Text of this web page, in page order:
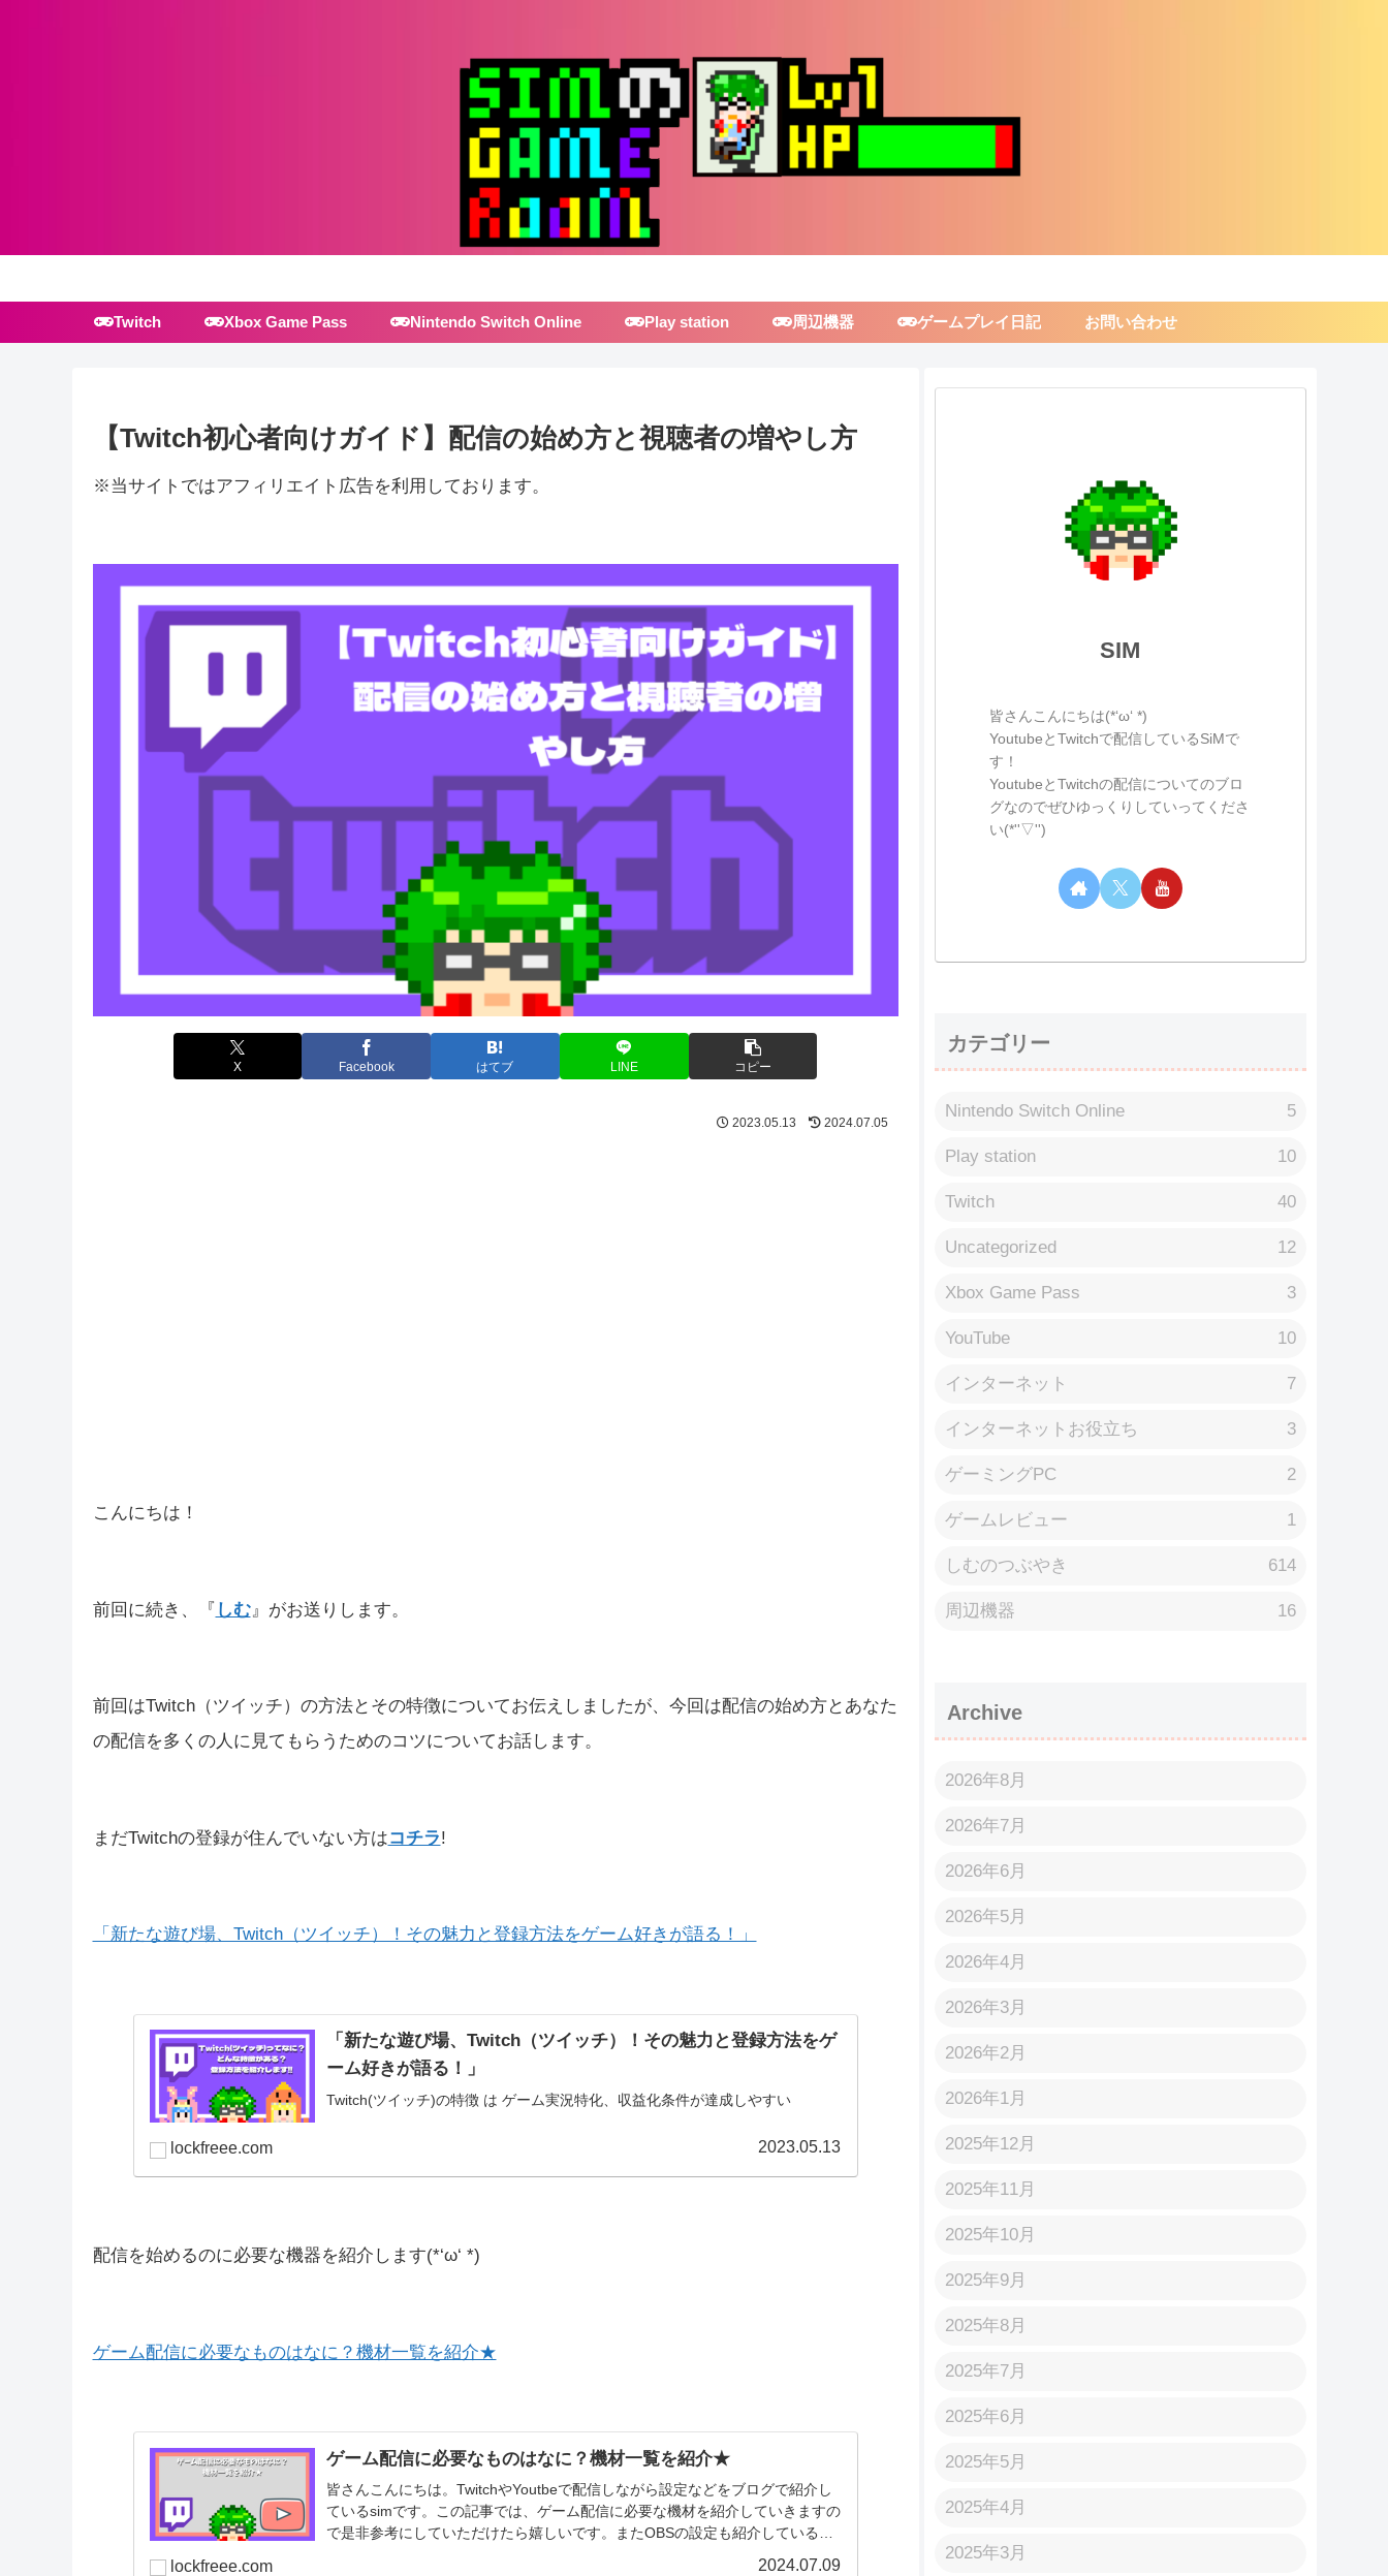
Twitch Xbox Game Pass Nintendo Switch Online Play station 周辺機器 ゲームプレイ日記 お問い合わせ
【Twitch初心者向けガイド】配信の始め方と視聴者の増やし方
※当サイトではアフィリエイト広告を利用しております。
X Facebook はてブ LINE コピー
2023.05.13 2024.07.05
こんにちは！
前回に続き、『 しむ』がお送りします。
前回はTwitch（ツイッチ）の方法とその特徴についてお伝えしましたが、今回は配信の始め方とあなた
の配信を多くの人に見てもらうためのコツについてお話します。
まだTwitchの登録が住んでいない方はコチラ!
「新たな遊び場、Twitch（ツイッチ）！その魅力と登録方法をゲーム好きが語る！」
「新たな遊び場、Twitch（ツイッチ）！その魅力と登録方法をゲ
ーム好きが語る！」
Twitch(ツイッチ)の特徴 は ゲーム実況特化、収益化条件が達成しやすい
lockfreee.com 2023.05.13
配信を始めるのに必要な機器を紹介します(*‘ω‘ *)
ゲーム配信に必要なものはなに？機材一覧を紹介★
ゲーム配信に必要なものはなに？機材一覧を紹介★
皆さんこんにちは。TwitchやYoutbeで配信しながら設定などをブログで紹介し
ているsimです。この記事では、ゲーム配信に必要な機材を紹介していきますの
で是非参考にしていただけたら嬉しいです。またOBSの設定も紹介しているの
lockfreee.com 2024.07.09
SIM
皆さんこんにちは(*‘ω‘ *)
YoutubeとTwitchで配信しているSiMで
す！
YoutubeとTwitchの配信についてのブロ
グなのでぜひゆっくりしていってくださ
い(*''▽'')
カテゴリー
Nintendo Switch Online 5
Play station 10
Twitch 40
Uncategorized 12
Xbox Game Pass 3
YouTube 10
インターネット 7
インターネットお役立ち 3
ゲーミングPC 2
ゲームレビュー 1
しむのつぶやき 614
周辺機器 16
Archive
2026年8月
2026年7月
2026年6月
2026年5月
2026年4月
2026年3月
2026年2月
2026年1月
2025年12月
2025年11月
2025年10月
2025年9月
2025年8月
2025年7月
2025年6月
2025年5月
2025年4月
2025年3月